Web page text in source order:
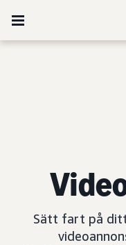
Sätt fart på ditt